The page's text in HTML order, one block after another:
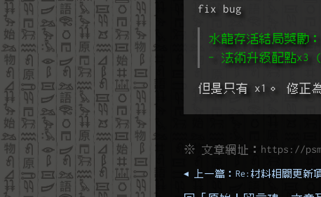
fix bug
水龍存活結局獎勵：
- 法術升級配點x3
但是只有 x1。 修正
※ 文章網址： https://
◂ 上一篇：Re:材料相關更新